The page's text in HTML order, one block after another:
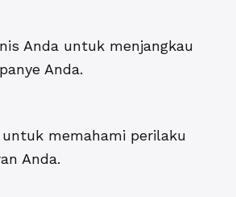
Anda untuk menjangkau
Anda.
memahami perilaku
Anda.